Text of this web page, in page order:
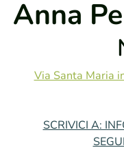
Anna
Via Santa Maria
SCRIVICI A: